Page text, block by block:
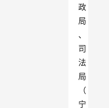
政
局
、
司
法
局
（
宁